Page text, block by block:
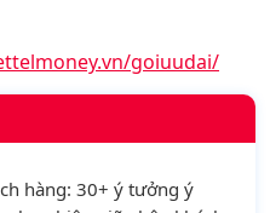
goiuudai/
hàng: 30+ ý tưởng ý